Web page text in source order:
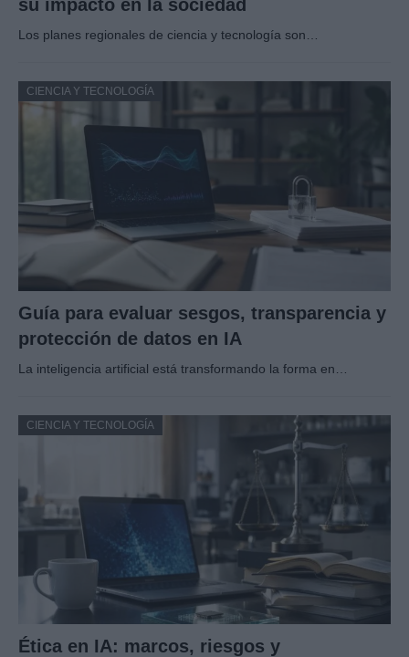
su impacto en la sociedad
Los planes regionales de ciencia y tecnología son…
CIENCIA Y TECNOLOGÍA
Guía para evaluar sesgos, transparencia y
protección de datos en IA
La inteligencia artificial está transformando la forma en…
CIENCIA Y TECNOLOGÍA
Ética en IA: marcos, riesgos y